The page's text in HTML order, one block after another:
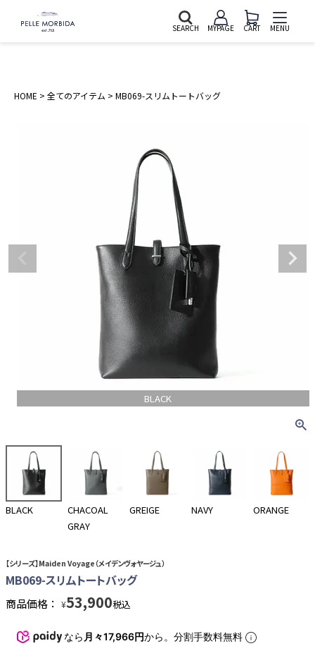
SEARCH MYPAGE CART MENU
HOME 全てのアイテム MB069-スリムトートバッグ
BLACK
BLACK
CHACOAL
GRAY
GREIGE NAVY ORANGE
【シリーズ】Maiden Voyage（メイデンヴォヤージュ）
MB069-スリムトートバッグ
商品価格： ¥53,900税込
なら 月々17,966円から。分割手数料無料